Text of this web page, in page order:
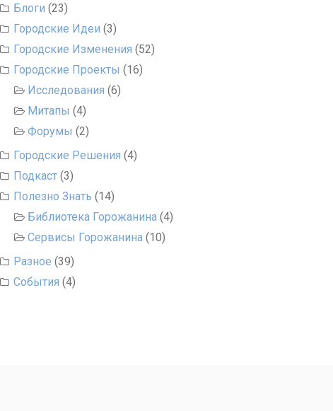
Блоги (23)
Городские Идеи (3)
Городские Изменения (52)
Городские Проекты (16)
Исследования (6)
Митапы (4)
Форумы (2)
Городские Решения (4)
Подкаст (3)
Полезно Знать (14)
Библиотека Горожанина (4)
Сервисы Горожанина (10)
Разное (39)
События (4)